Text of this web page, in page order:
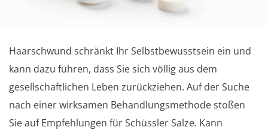
Haarschwund schränkt Ihr Selbstbewusstsein ein und
kann dazu führen, dass Sie sich völlig aus dem
gesellschaftlichen Leben zurückziehen. Auf der Suche
nach einer wirksamen Behandlungsmethode stoßen
Sie auf Empfehlungen für Schüssler Salze. Kann